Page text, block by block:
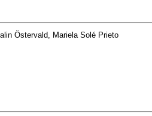
Östervald, Mariela Solé Prieto